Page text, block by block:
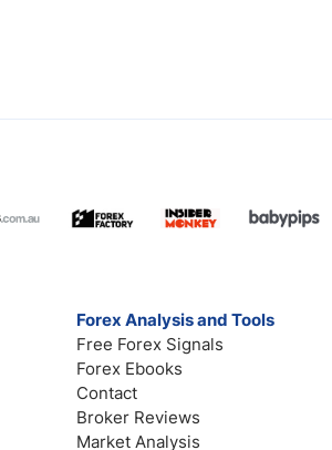
Forex Analysis and Tools
Free Forex Signals
Forex Ebooks
Contact
Broker Reviews
Market Analysis